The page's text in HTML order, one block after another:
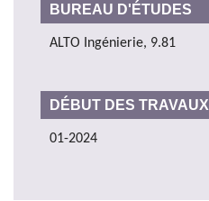
BUREAU D'ÉTUDES
ALTO Ingénierie, 9.81
DÉBUT DES TRAVAUX
01-2024